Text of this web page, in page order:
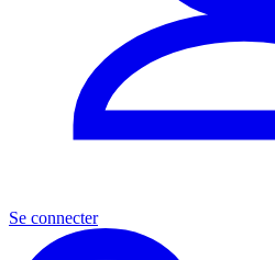
Se connecter